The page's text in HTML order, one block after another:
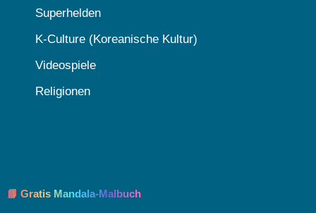
Superhelden
K-Culture (Koreanische Kultur)
Videospiele
Religionen
📘 Gratis Mandala-Malbuch